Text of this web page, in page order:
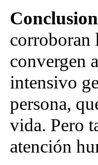
corroboran
convergen
intensivo
persona,
vida. Pero
atención